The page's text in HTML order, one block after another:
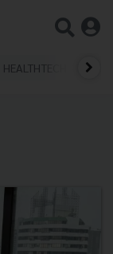
HEALTHTECH